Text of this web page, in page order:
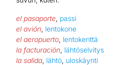
el pasaporte, passi
el avión, lentokone
el aeropuerto, lentokenttä
la facturación, lähtöselvitys
la salida, lähtö, uloskäynti